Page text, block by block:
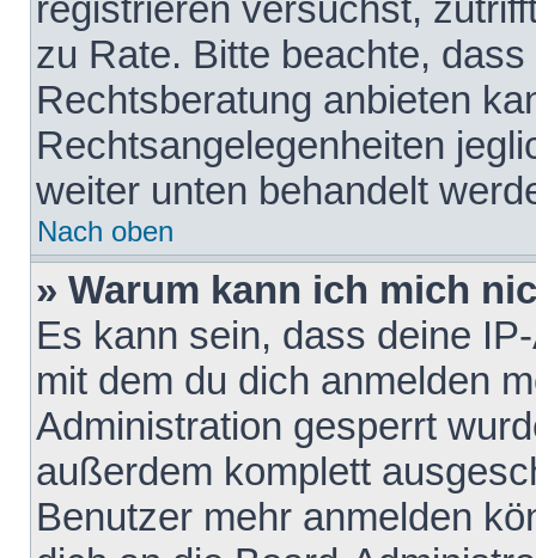
registrieren versuchst,
zu Rate. Bitte beachte,
Rechtsberatung anbieten
Rechtsangelegenheiten
weiter unten behandelt
Nach oben
» Warum kann ich mich
Es kann sein, dass deine
mit dem du dich anmelden
Administration gesperrt
außerdem komplett
Benutzer mehr anmelden